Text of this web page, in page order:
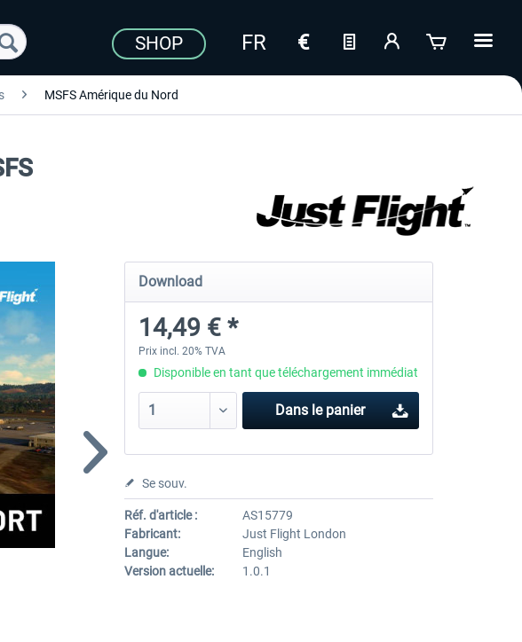
SHOP
MSFS Amérique du Nord
Download
14,49 € *
Prix incl. 20% TVA
Disponible en tant que téléchargement immédiat
Dans le panier
Se souv.
Réf. d'article :
AS15779
Fabricant:
Just Flight London
Langue:
English
Version actuelle:
1.0.1